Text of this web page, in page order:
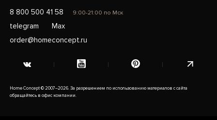
8 800 500 41 58 9:00-21:00 по Мск
telegram
Max
order@homeconcept.ru
Home Concept © 2007–2026. За разрешением по использованию материалов с сайта
обращайтесь в офис компании.